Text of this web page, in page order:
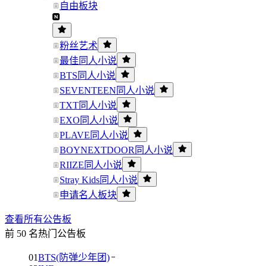
自由板块
粉丝艺术
最佳同人小说
BTS同人小说
SEVENTEEN同人小说
TXT同人小说
EXO同人小说
PLAVE同人小说
BOYNEXTDOOR同人小说
RIIZE同人小说
Stray Kids同人小说
申请名人板块
查看所有公告板
前 50 名热门公告板
01BTS(防弹少年团)